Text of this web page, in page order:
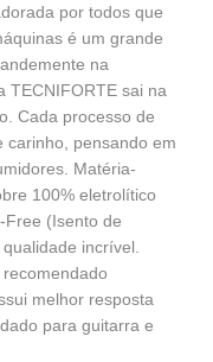
por todos que
é um grande
na
TECNIFORTE sai na
Cada processo de
carinho, pensando em
Matéria-
100% eletrolítico
Free (Isento de
incrível.
melhor resposta
para guitarra e